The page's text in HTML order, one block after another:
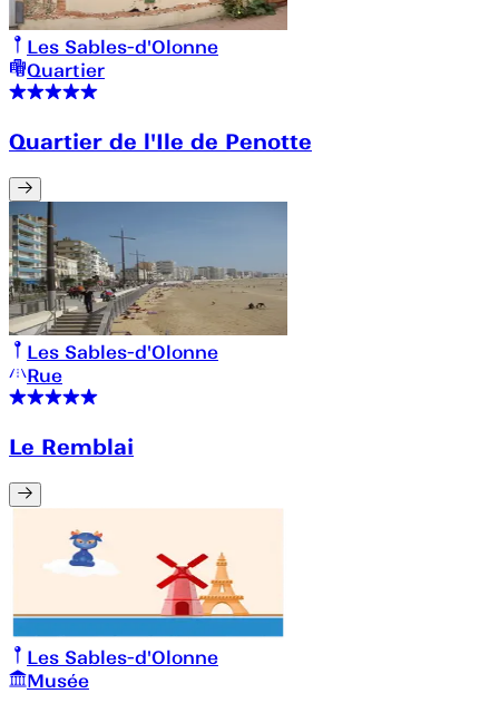
Les Sables-d'Olonne
Quartier
Quartier de l'Ile de Penotte
Les Sables-d'Olonne
Rue
Le Remblai
Les Sables-d'Olonne
Musée